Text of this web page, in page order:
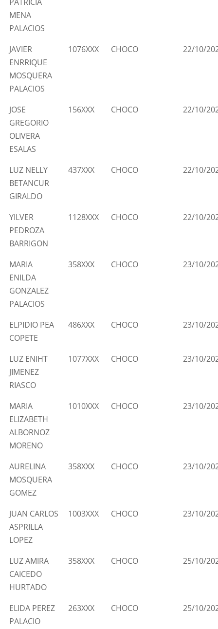
MENA
PALACIOS
JAVIER
ENRRIQUE
MOSQUERA
PALACIOS
1076XXX CHOCO 22/10/
JOSE
GREGORIO
OLIVERA
ESALAS
156XXX CHOCO 22/10/
LUZ NELLY
BETANCUR
GIRALDO
437XXX CHOCO 22/10/
YILVER
PEDROZA
BARRIGON
1128XXX CHOCO 22/10/
MARIA
ENILDA
GONZALEZ
PALACIOS
358XXX CHOCO 23/10/
ELPIDIO PEA
COPETE
486XXX CHOCO 23/10/
LUZ ENIHT
JIMENEZ
RIASCO
1077XXX CHOCO 23/10/
MARIA
ELIZABETH
ALBORNOZ
MORENO
1010XXX CHOCO 23/10/
AURELINA
MOSQUERA
GOMEZ
358XXX CHOCO 23/10/
JUAN CARLOS
ASPRILLA
LOPEZ
1003XXX CHOCO 23/10/
LUZ AMIRA
CAICEDO
HURTADO
358XXX CHOCO 25/10/
ELIDA PEREZ
PALACIO
263XXX CHOCO 25/10/